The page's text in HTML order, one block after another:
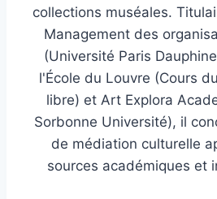
collections muséales.
Management des
(Université Paris
l'École du Louvre (Cours
libre) et Art Explora
Sorbonne Université), il
de médiation culturelle
sources académiques et